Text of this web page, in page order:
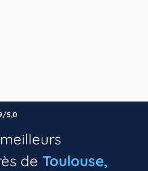
5,0
de Toulouse,